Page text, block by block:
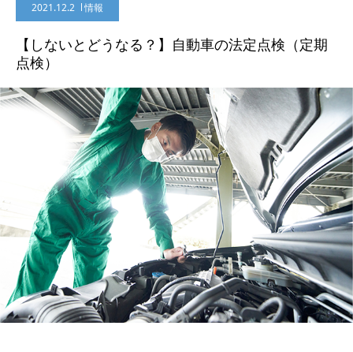
2021.12.2 情報
【しないとどうなる？】自動車の法定点検（定期
点検）